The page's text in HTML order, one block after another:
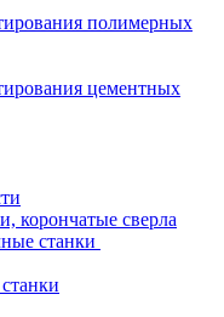
полимерных
цементных
корончатые сверла
станки